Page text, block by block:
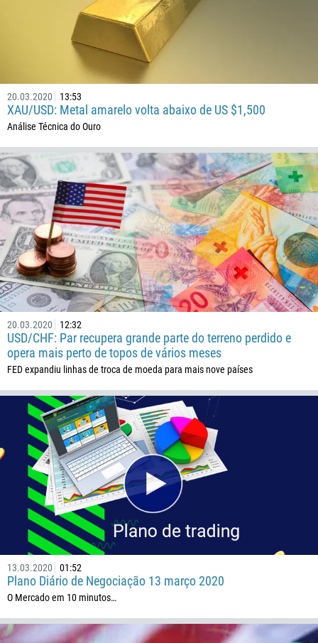
20.03.2020 13:53
XAU/USD: Metal amarelo volta abaixo de US $1,500
Análise Técnica do Ouro
20.03.2020 12:32
USD/CHF: Par recupera grande parte do terreno perdido e
opera mais perto de topos de vários meses
FED expandiu linhas de troca de moeda para mais nove países
13.03.2020 01:52
Plano Diário de Negociação 13 março 2020
O Mercado em 10 minutos…
501
229
1441
975
591
387
55
246
673
359
226
257
855
237
1
238
1345
236
235
56
86
61
61
57
269
242
243
506